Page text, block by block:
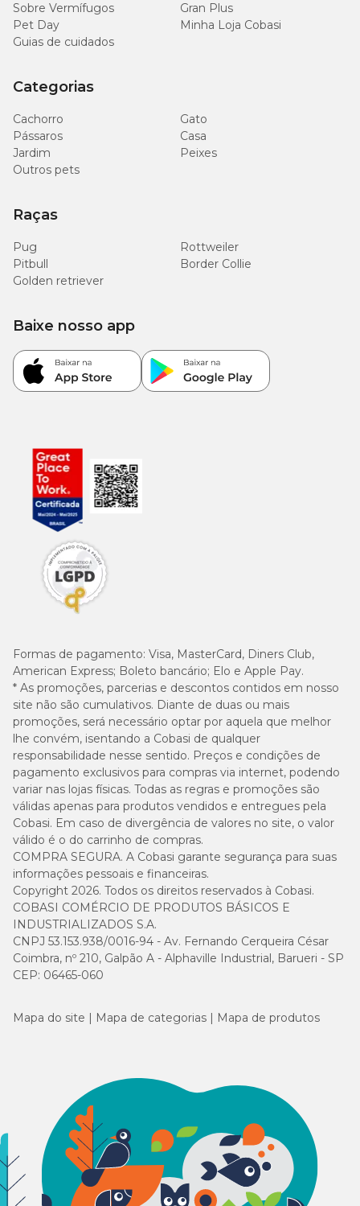
Sobre Vermífugos
Gran Plus
Pet Day
Minha Loja Cobasi
Guias de cuidados
Categorias
Cachorro
Gato
Pássaros
Casa
Jardim
Peixes
Outros pets
Raças
Pug
Rottweiler
Pitbull
Border Collie
Golden retriever
Formas de pagamento: Visa, MasterCard, Diners Club,
American Express; Boleto bancário; Elo e Apple Pay.
* As promoções, parcerias e descontos contidos em nosso
site não são cumulativos. Diante de duas ou mais
promoções, será necessário optar por aquela que melhor
lhe convém, isentando a Cobasi de qualquer
responsabilidade nesse sentido. Preços e condições de
pagamento exclusivos para compras via internet, podendo
variar nas lojas físicas. Todas as regras e promoções são
válidas apenas para produtos vendidos e entregues pela
Cobasi. Em caso de divergência de valores no site, o valor
válido é o do carrinho de compras.
COMPRA SEGURA. A Cobasi garante segurança para suas
informações pessoais e financeiras.
Copyright 2026. Todos os direitos reservados à Cobasi.
COBASI COMÉRCIO DE PRODUTOS BÁSICOS E
INDUSTRIALIZADOS S.A.
CNPJ 53.153.938/0016-94 - Av. Fernando Cerqueira César
Coimbra, nº 210, Galpão A - Alphaville Industrial, Barueri - SP
CEP: 06465-060
Baixe nosso app
Mapa do site Mapa de categorias Mapa de produtos